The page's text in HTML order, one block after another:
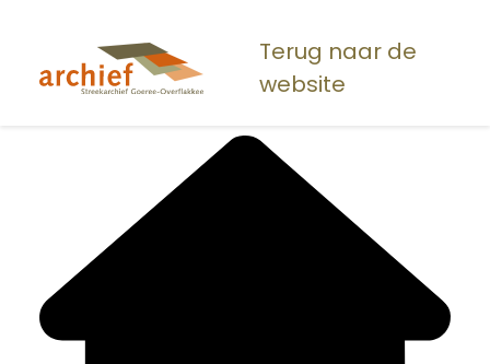
naar
Terug naar de
website